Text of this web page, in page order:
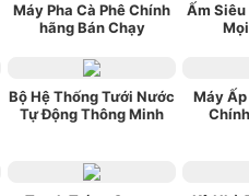
Máy Pha Cà Phê Chính
hãng Bán Chạy
Ấm Siêu
Bộ Hệ Thống Tưới Nước
Tự Động Thông Minh
Máy